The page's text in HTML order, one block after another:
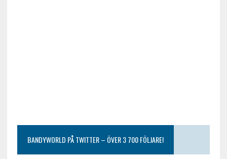
BANDYWORLD PÅ TWITTER – ÖVER 3 700 FÖLJARE!